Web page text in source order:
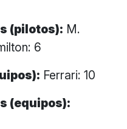
(pilotos): M.
6
Ferrari: 10
(equipos):